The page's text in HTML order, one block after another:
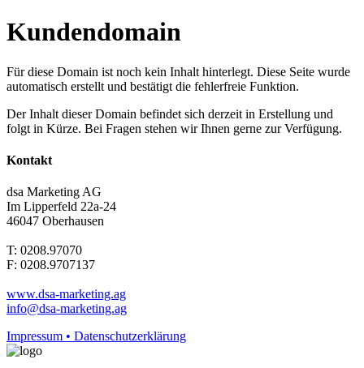
Kundendomain
Für diese Domain ist noch kein Inhalt hinterlegt. Diese Seite wurde
automatisch erstellt und bestätigt die fehlerfreie Funktion.
Der Inhalt dieser Domain befindet sich derzeit in Erstellung und
folgt in Kürze. Bei Fragen stehen wir Ihnen gerne zur Verfügung.
Kontakt
dsa Marketing AG
Im Lipperfeld 22a-24
46047 Oberhausen
T: 0208.97070
F: 0208.9707137
www.dsa-marketing.ag
info@dsa-marketing.ag
Impressum • Datenschutzerklärung